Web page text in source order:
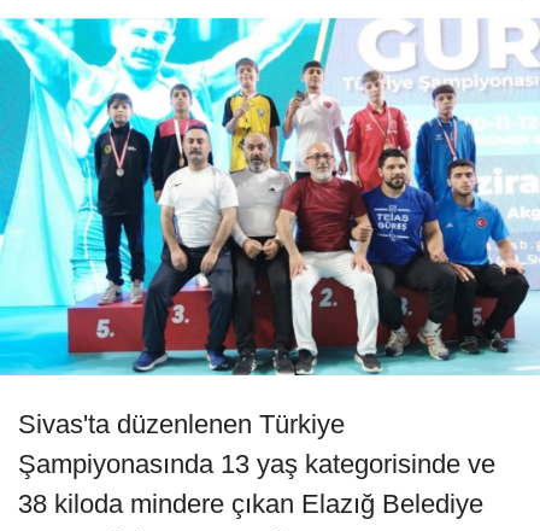
Sivas'ta düzenlenen Türkiye
Şampiyonasında 13 yaş kategorisinde ve
38 kiloda mindere çıkan Elazığ Belediye